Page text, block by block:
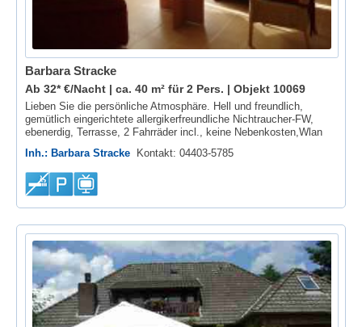
Barbara Stracke
Ab 32* €/Nacht | ca. 40 m² für 2 Pers. | Objekt 10069
Lieben Sie die persönliche Atmosphäre. Hell und freundlich,
gemütlich eingerichtete allergikerfreundliche Nichtraucher-FW,
ebenerdig, Terrasse, 2 Fahrräder incl., keine Nebenkosten,Wlan
Inh.: Barbara Stracke Kontakt: 04403-5785